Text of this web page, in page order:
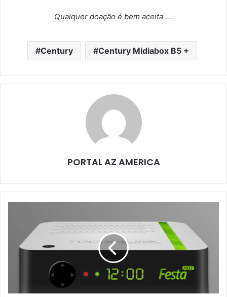
Qualquer doação é bem aceita ….
Century Century Midiabox B5 +
PORTAL AZ AMERICA